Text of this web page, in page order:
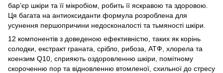
бар’єр шкіри та її мікробіом, робить її яскравою та здоровою.
Ця багата на антиоксиданти формула розроблена для
усунення першопричини недосконалості та тьмяності шкіри.
12 компонентів з доведеною ефективністю, таких як корінь
солодки, екстракт граната, срібло, рибоза, АТФ, хлорела та
коензим Q10, сприяють оздоровленню шкіри, помітному
скороченню пор та відновленню втомленої, схильної до стресу